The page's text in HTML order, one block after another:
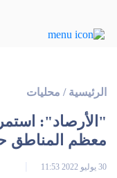
الرئيسية / محليات
"الأرصاد":
معظم المناطق
30 يوليو 2022 11:53